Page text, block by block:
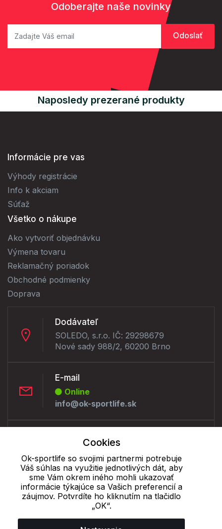
Odoberajte naše novinky
Naposledy prezerané produkty
Informácie pre vas
Výhody registrácie
Info k akciam
Súťaž
Všetko o nákupe
Ako vytvoriť objednávku
Výmena tovaru
Reklamačný poriadok
Obchodné podmienky
Doprava
Dodávateľ
SOLEDO, s.r.o. IČ: 29298679
Nové sady 988/2, 60200 Brno
E-mail
Online
info@ok-sportlife.sk
Online
+421 277 270 090
Cookie - podrobné nastavenie| Ďalšie informácie|Spracovanie
osobných údajov
Cookies
Ok-sportlife so svojimi partnermi potrebuje
Váš súhlas na využitie jednotlivých dát, aby
sme Vám okrem iného mohli ukazovať
informácie týkajúce sa Vašich preferencií a
záujmov. Potvrdíte ho kliknutím na tlačidlo
„OK“.